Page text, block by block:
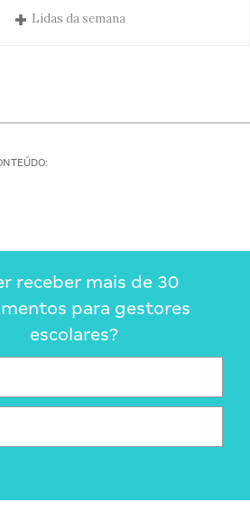
Lidas da semana
receber mais de 30
para gestores
escolares?